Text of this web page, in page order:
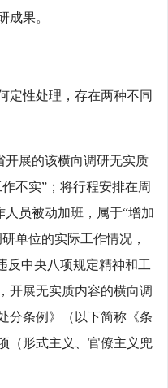
成果。
性处理，存在两种不同
展的该横向调研无实质
不实”；将行程安排在周
员被动加班，属于“增加
单位的实际工作情况，
反中央八项规定精神和工
开展无实质内容的横向调
分条例》（以下简称《条
（形式主义、官僚主义兜